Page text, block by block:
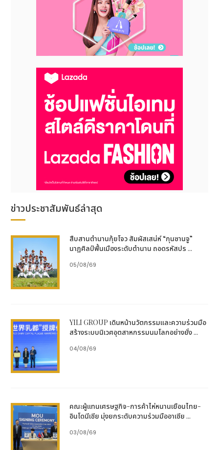
ข่าวประชาสัมพันธ์ล่าสุด
สืบสานตำนานกุ้ยโจว สัมผัสเสน่ห์ “กุนซานจู”
นาฏศิลป์พื้นเมืองระดับตำนาน ถอดรหัสปร ...
05/08/69
YILI GROUP เดินหน้านวัตกรรมและความร่วมมือ
สร้างระบบนิเวศอุตสาหกรรมนมโลกอย่างยั่ง ...
04/08/69
คณะผู้แทนเศรษฐกิจ-การค้าไห่หนานเยือนไทย-
อินโดนีเซีย มุ่งยกระดับความร่วมมืออาเซีย ...
03/08/69